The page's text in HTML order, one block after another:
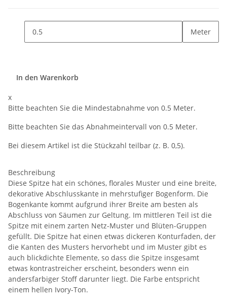
Meter
In den Warenkorb
x
Bitte beachten Sie die Mindestabnahme von 0.5 Meter.
Bitte beachten Sie das Abnahmeintervall von 0.5 Meter.
Bei diesem Artikel ist die Stückzahl teilbar (z. B. 0,5).
Beschreibung
Diese Spitze hat ein schönes, florales Muster und eine breite,
dekorative Abschlusskante in mehrstufiger Bogenform. Die
Bogenkante kommt aufgrund ihrer Breite am besten als
Abschluss von Säumen zur Geltung. Im mittleren Teil ist die
Spitze mit einem zarten Netz-Muster und Blüten-Gruppen
gefüllt. Die Spitze hat einen etwas dickeren Konturfaden, der
die Kanten des Musters hervorhebt und im Muster gibt es
auch blickdichte Elemente, so dass die Spitze insgesamt
etwas kontrastreicher erscheint, besonders wenn ein
andersfarbiger Stoff darunter liegt. Die Farbe entspricht
einem hellen Ivory-Ton.